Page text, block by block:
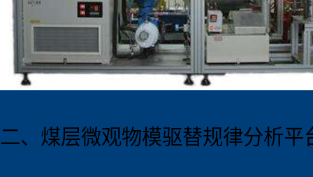
二、煤层微观物模驱替规律分析平